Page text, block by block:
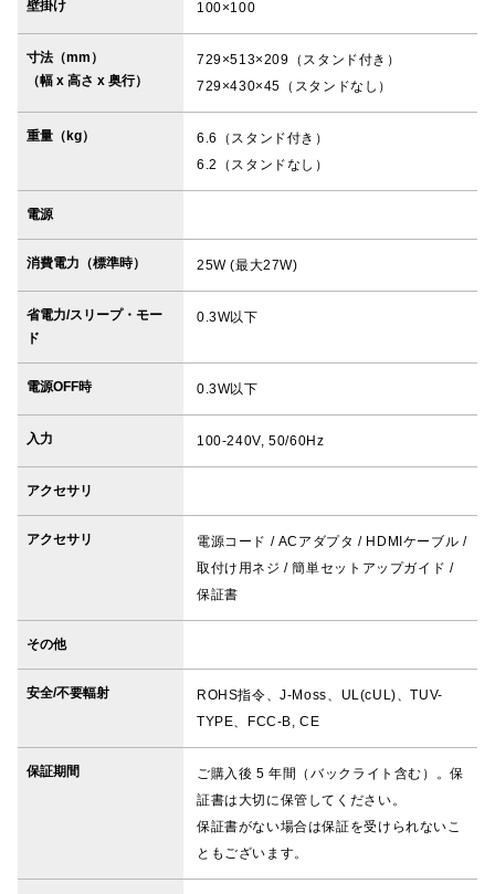
壁掛け 100×100
寸法（mm）
（幅 x 高さ x 奥行）
729×513×209（スタンド付き）
729×430×45（スタンドなし）
重量（kg）
6.6（スタンド付き）
6.2（スタンドなし）
電源
消費電力（標準時） 25W (最大27W)
省電力/スリープ・モー
ド
0.3W以下
電源OFF時 0.3W以下
入力 100-240V, 50/60Hz
アクセサリ
アクセサリ
電源コード / ACアダプタ / HDMIケーブル /
取付け用ネジ / 簡単セットアップガイド /
保証書
その他
安全/不要輻射
ROHS指令、J-Moss、UL(cUL)、TUV-
TYPE、FCC-B, CE
保証期間
ご購入後 5 年間（バックライト含む）。保
証書は大切に保管してください。
保証書がない場合は保証を受けられないこ
ともございます。